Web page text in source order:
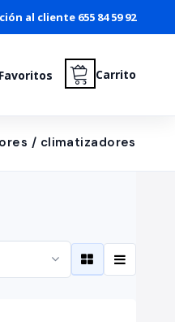
al cliente 655 84 59 92
Favoritos Carrito
/ climatizadores